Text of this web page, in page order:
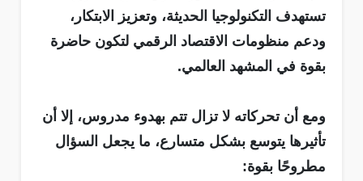
تستهدف التكنولوجيا الحديثة، وتعزيز الابتكار،
ودعم منظومات الاقتصاد الرقمي لتكون حاضرة
بقوة في المشهد العالمي.
ومع أن تحركاته لا تزال تتم بهدوء مدروس، إلا أن
تأثيرها يتوسع بشكل متسارع، ما يجعل السؤال
مطروحًا بقوة: